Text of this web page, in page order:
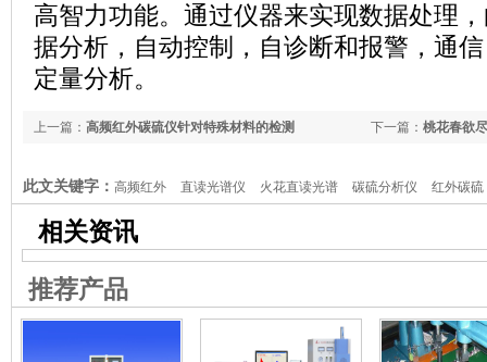
高智力功能。通过仪器来实现数据处理
据分析，自动控制，自诊断和报警，通
定量分析。
下一篇： 桃花春欲
上一篇： 高频红外碳硫仪针对特殊材料的检测
此文关键字： 高频红外 直读光谱仪 火花直读光谱 碳硫分析仪 红外碳硫
析仪 红外高频 铸造分析
相关资讯
推荐产品